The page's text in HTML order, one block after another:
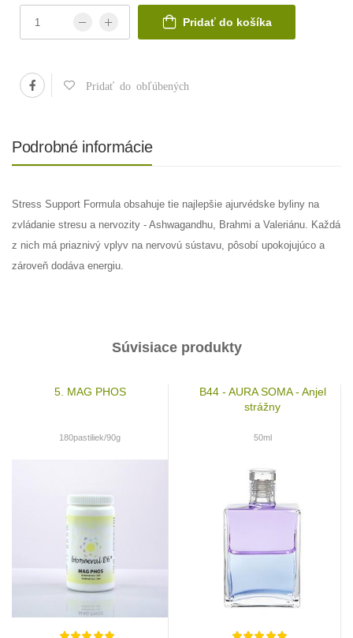
Pridať do košíka
Pridať do obľúbených
Podrobné informácie
Stress Support Formula obsahuje tie najlepšie ajurvédske byliny na
zvládanie stresu a nervozity - Ashwagandhu, Brahmi a Valeriánu. Každá
z nich má priaznivý vplyv na nervovú sústavu, pôsobí upokojujúco a
zároveň dodáva energiu.
Súvisiace produkty
5. MAG PHOS
180pastiliek/90g
B44 - AURA SOMA - Anjel
strážny
50ml